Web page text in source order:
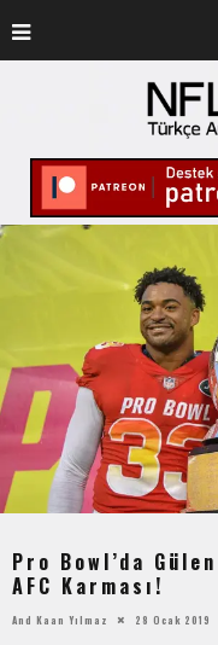
Pro Bowl’da
AFC Karması!
And Kaan Yılmaz 28 Ocak 2019